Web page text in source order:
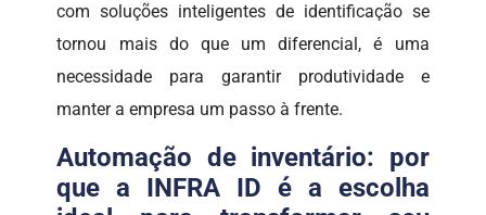
com soluções inteligentes de identificação se
tornou mais do que um diferencial, é uma
necessidade para garantir produtividade e
manter a empresa um passo à frente.
Automação de inventário: por
que a INFRA ID é a escolha